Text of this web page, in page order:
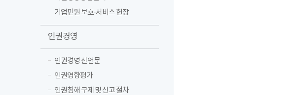
기업민원 보호·서비스 헌장
인권경영
인권경영 선언문
인권영향평가
인권침해 구제 및 신고 절차